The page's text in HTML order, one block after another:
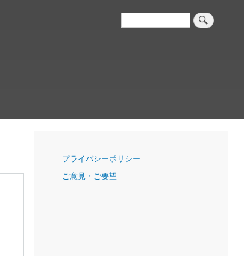
検
索
ナ
ゲ
プライバシーポリシー
ご意見・ご要望